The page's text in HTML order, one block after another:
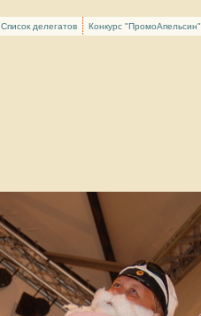
Список делегатов Конкурс "ПромоАпельсин"